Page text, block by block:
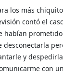
los más
contó el
habían
desconectarla
y
con